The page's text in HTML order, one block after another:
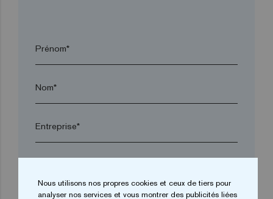
Prénom*
Nom*
Entreprise*
Nous utilisons nos propres cookies et ceux de tiers pour
analyser nos services et vous montrer des publicités liées